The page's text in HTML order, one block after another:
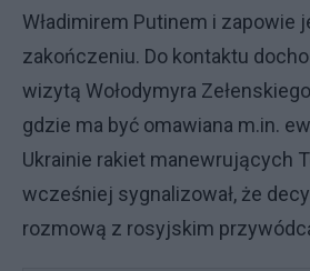
Władimirem Putinem i zapowie
zakończeniu. Do kontaktu
wizytą Wołodymyra
gdzie ma być omawiana m.in.
Ukrainie rakiet manewrujących
wcześniej sygnalizował, że
rozmową z rosyjskim